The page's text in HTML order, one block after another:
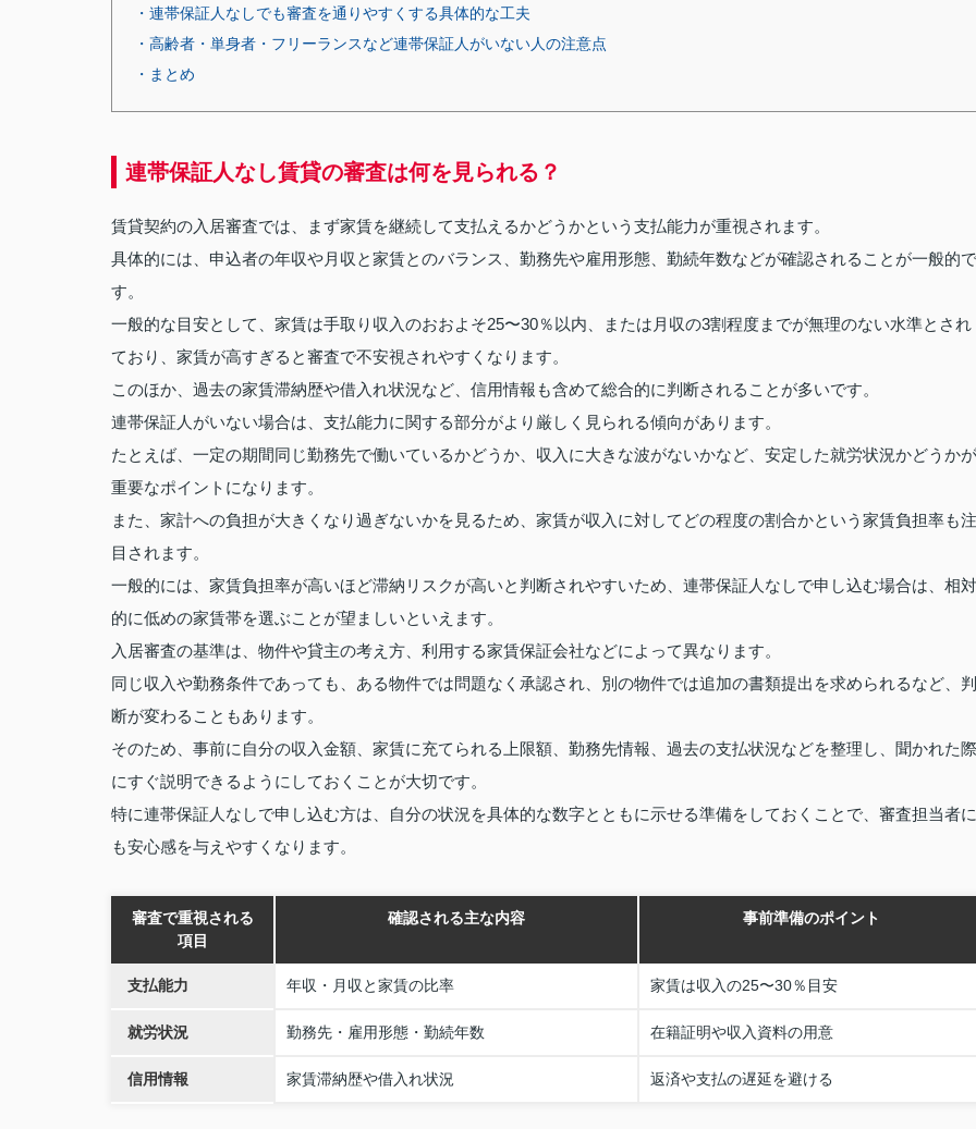
・連帯保証人なしでも審査を通りやすくする具体的な工夫
・高齢者・単身者・フリーランスなど連帯保証人がいない人の注意点
・まとめ
連帯保証人なし賃貸の審査は何を見られる？
賃貸契約の入居審査では、まず家賃を継続して支払えるかどうかという支払能力が重視されます。
具体的には、申込者の年収や月収と家賃とのバランス、勤務先や雇用形態、勤続年数などが確認されることが一般的で
す。
一般的な目安として、家賃は手取り収入のおおよそ25〜30％以内、または月収の3割程度までが無理のない水準とされ
ており、家賃が高すぎると審査で不安視されやすくなります。
このほか、過去の家賃滞納歴や借入れ状況など、信用情報も含めて総合的に判断されることが多いです。
連帯保証人がいない場合は、支払能力に関する部分がより厳しく見られる傾向があります。
たとえば、一定の期間同じ勤務先で働いているかどうか、収入に大きな波がないかなど、安定した就労状況かどうかが
重要なポイントになります。
また、家計への負担が大きくなり過ぎないかを見るため、家賃が収入に対してどの程度の割合かという家賃負担率も注
目されます。
一般的には、家賃負担率が高いほど滞納リスクが高いと判断されやすいため、連帯保証人なしで申し込む場合は、相対
的に低めの家賃帯を選ぶことが望ましいといえます。
入居審査の基準は、物件や貸主の考え方、利用する家賃保証会社などによって異なります。
同じ収入や勤務条件であっても、ある物件では問題なく承認され、別の物件では追加の書類提出を求められるなど、判
断が変わることもあります。
そのため、事前に自分の収入金額、家賃に充てられる上限額、勤務先情報、過去の支払状況などを整理し、聞かれた際
にすぐ説明できるようにしておくことが大切です。
特に連帯保証人なしで申し込む方は、自分の状況を具体的な数字とともに示せる準備をしておくことで、審査担当者に
も安心感を与えやすくなります。
審査で重視される
項目
確認される主な内容 事前準備のポイント
支払能力 年収・月収と家賃の比率 家賃は収入の25〜30％目安
就労状況 勤務先・雇用形態・勤続年数 在籍証明や収入資料の用意
信用情報 家賃滞納歴や借入れ状況 返済や支払の遅延を避ける